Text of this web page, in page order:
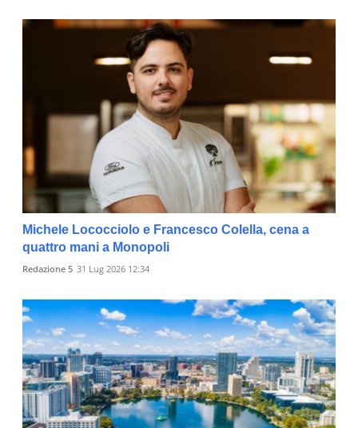
Michele Lococciolo e Francesco Colella, cena a
quattro mani a Monopoli
Redazione 5 31 Lug 2026 12:34